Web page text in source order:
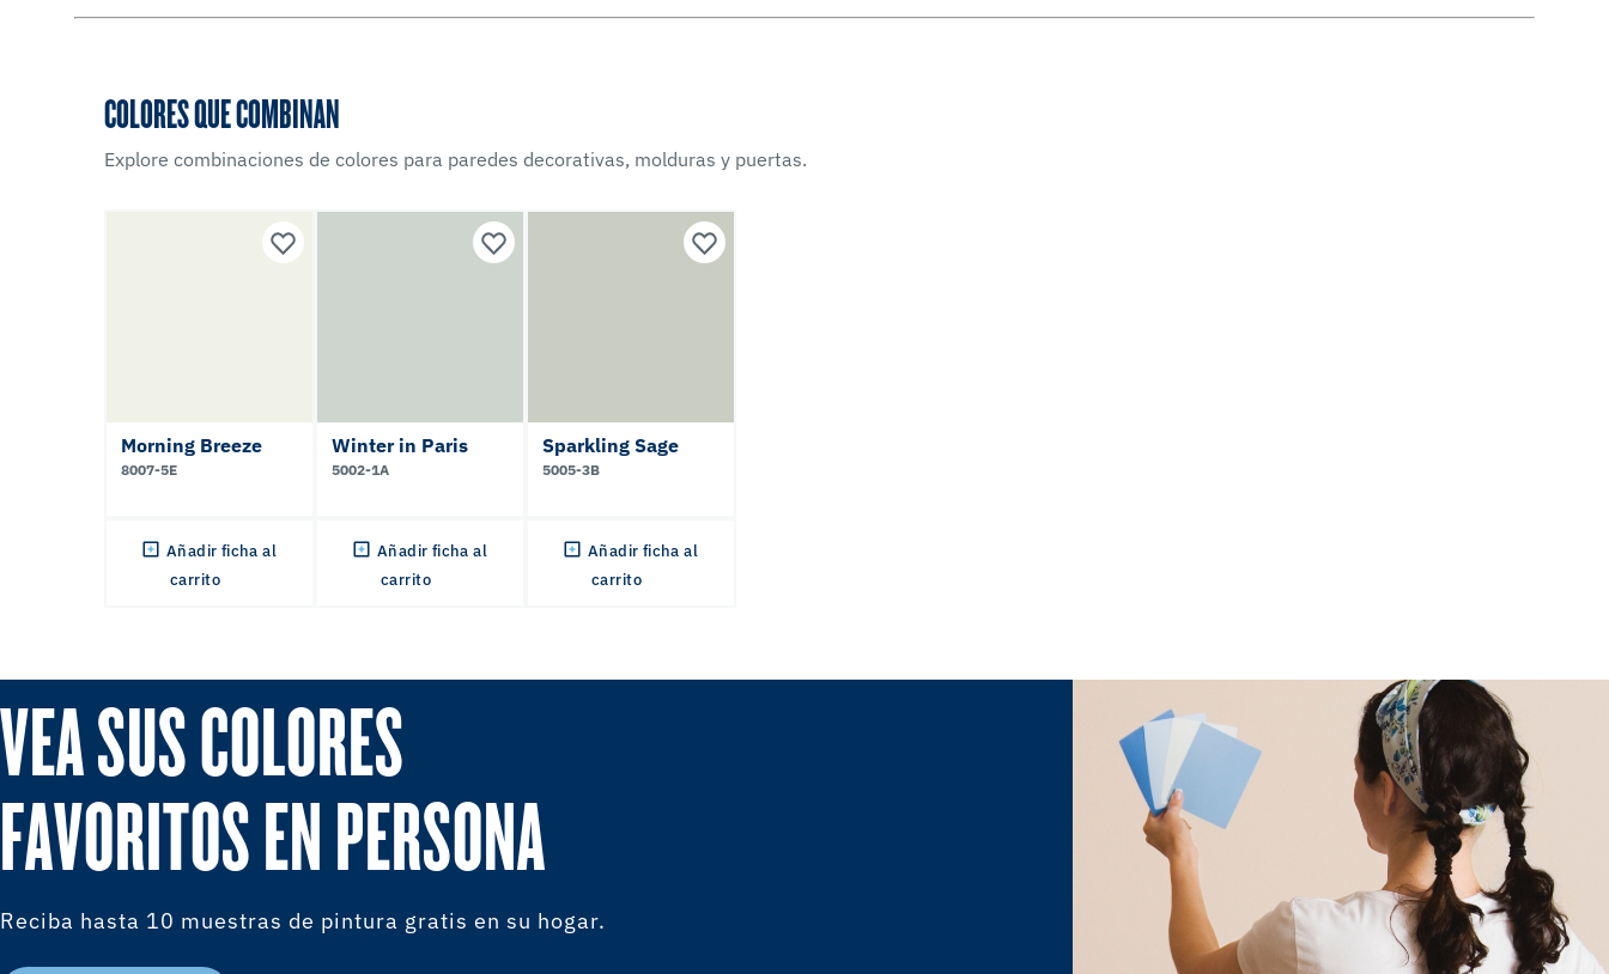
COLORES QUE COMBINAN
Explore combinaciones de colores para paredes decorativas, molduras y puertas.
Morning Breeze
8007-5E
Añadir ficha al
carrito
Winter in Paris
5002-1A
Añadir ficha al
carrito
Sparkling Sage
5005-3B
Añadir ficha al
carrito
VEA SUS COLORES
FAVORITOS EN PERSONA
Reciba hasta 10 muestras de pintura gratis en su hogar.